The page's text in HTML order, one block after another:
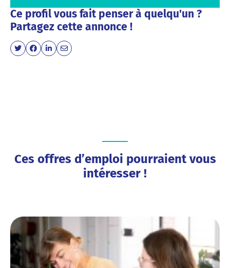
Ce profil vous fait penser à quelqu'un ?
Partagez cette annonce !
Ces offres d’emploi pourraient vous
intéresser !